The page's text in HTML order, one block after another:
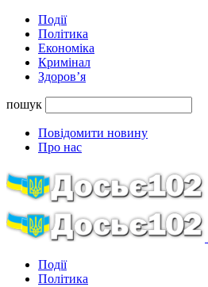
Події
Політика
Економіка
Кримінал
Здоров’я
пошук
Повідомити новину
Про нас
Події
Політика